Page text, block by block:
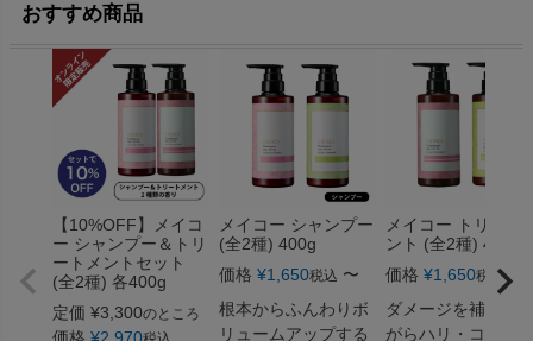
おすすめ商品
【10%OFF】メイコ
ー シャンプー＆トリ
ートメントセット
(全2種) 各400g
定価 ¥3,300のところ
メイコー シャンプー
(全2種) 400g
価格 ¥1,650税込 〜
根本からふんわりボ
リュームアップする
メイコー トリート
ント (全2種) 400g
価格 ¥1,650税込 〜
ダメージを補修し
がらハリ・コシを